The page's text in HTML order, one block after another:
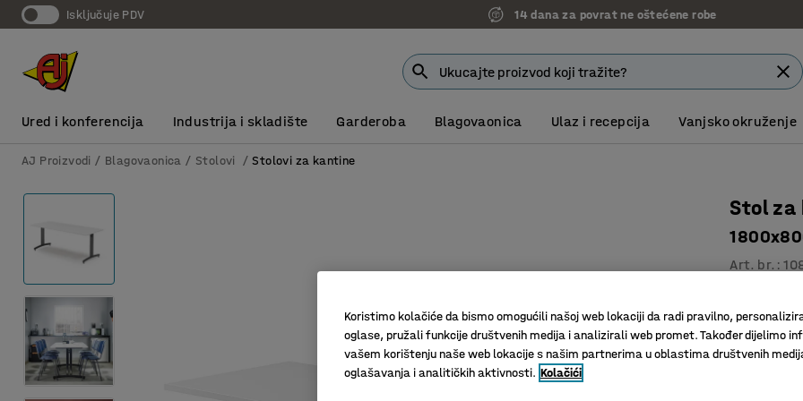
Isključuje PDV 14 dana za povrat ne oštećene robe
Ured i konferencija Industrija i skladište Garderoba Blagovaonica Ulaz i recepcija Vanjsko okruženje
AJ Proizvodi Blagovaonica Stolovi Stolovi za kantine
Stol za
Art. br. :
Izdržljivi
Koristimo kolačiće da bismo omogućili našoj web lokaciji da radi pravilno,
oglase, pružali funkcije društvenih medija i analizirali web promet. Također dijelimo
vašem korištenju naše web lokacije s našim partnerima u oblastima društvenih
oglašavanja i analitičkih aktivnosti. Kolačići